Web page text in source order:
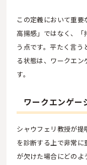
この定義において重
高揚感」ではなく、「
う点です。平たく言う
る状態は、ワークエ
す。
ワークエンゲー
シャウフェリ教授が
を診断する上で非常
が欠けた場合にどのよ